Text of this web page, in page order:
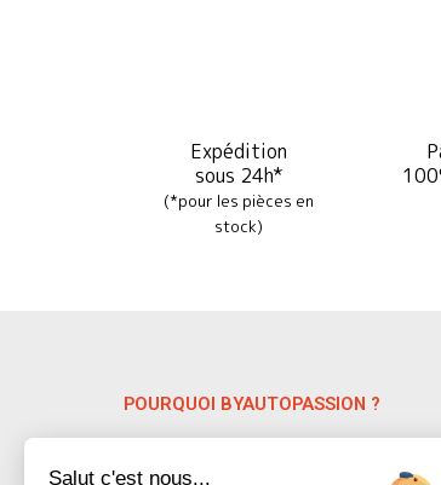
Expédition
sous 24h*
(*pour les pièces en
stock)
POURQUOI BYAUTOPASSION ?
auto détachées VW & Porsche, nous
Salut c'est nous...